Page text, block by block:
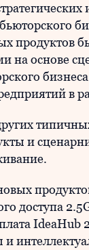
продуктов
основе
в
и
доступа
IdeaHub